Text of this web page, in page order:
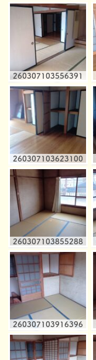
260307103556391
260307103623100
260307103855288
260307103916396